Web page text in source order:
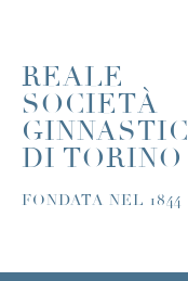
REALE
SOCIETÀ
DI TORINO
FONDATA NEL 1844